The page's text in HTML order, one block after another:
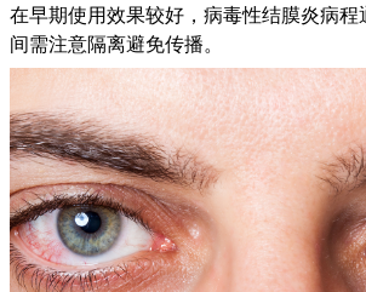
在早期使用效果较好，病毒性结膜炎病
间需注意隔离避免传播。